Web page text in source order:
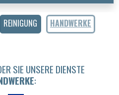
REINIGUNG
HANDWERKE
SIE UNSERE DIENSTE
: